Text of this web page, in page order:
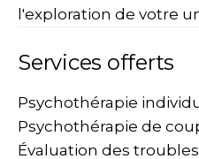
l'exploration de votre
Services offerts
Psychothérapie
Psychothérapie de
Évaluation des